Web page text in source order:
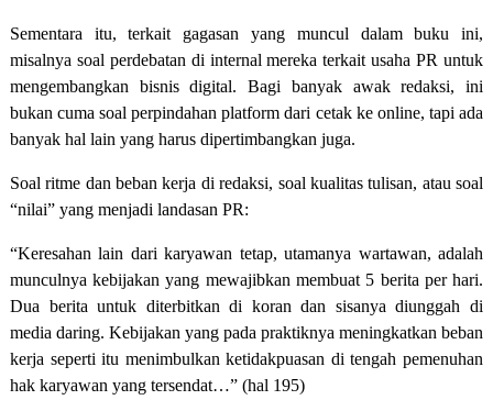
Sementara itu, terkait gagasan yang muncul dalam buku ini,
misalnya soal perdebatan di internal mereka terkait usaha PR untuk
mengembangkan bisnis digital. Bagi banyak awak redaksi, ini
bukan cuma soal perpindahan platform dari cetak ke online, tapi ada
banyak hal lain yang harus dipertimbangkan juga.
Soal ritme dan beban kerja di redaksi, soal kualitas tulisan, atau soal
“nilai” yang menjadi landasan PR:
“Keresahan lain dari karyawan tetap, utamanya wartawan, adalah
munculnya kebijakan yang mewajibkan membuat 5 berita per hari.
Dua berita untuk diterbitkan di koran dan sisanya diunggah di
media daring. Kebijakan yang pada praktiknya meningkatkan beban
kerja seperti itu menimbulkan ketidakpuasan di tengah pemenuhan
hak karyawan yang tersendat…” (hal 195)